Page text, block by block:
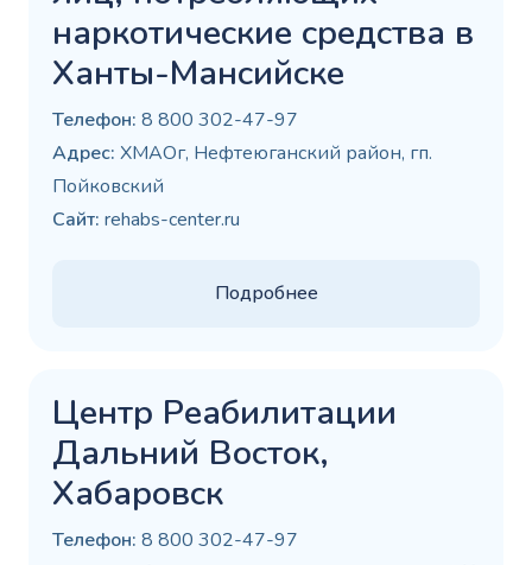
наркотические средства в
Ханты-Мансийске
Телефон: 8 800 302-47-97
Адрес: ХМАОг, Нефтеюганский район, гп.
Пойковский
Сайт: rehabs-center.ru
Подробнее
Центр Реабилитации
Дальний Восток,
Хабаровск
Телефон: 8 800 302-47-97